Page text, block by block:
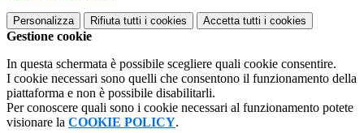
Personalizza Rifiuta tutti i cookies Accetta tutti i cookies
Gestione cookie
In questa schermata è possibile scegliere quali cookie consentire.
I cookie necessari sono quelli che consentono il funzionamento della
piattaforma e non è possibile disabilitarli.
Per conoscere quali sono i cookie necessari al funzionamento potete
visionare la COOKIE POLICY.